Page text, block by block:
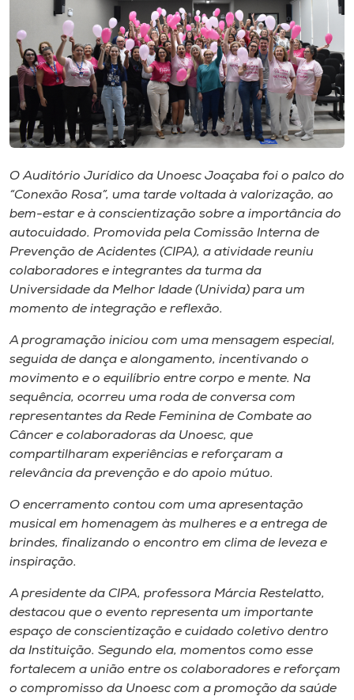
Diplomados
Cultura
CPA
Editora
Rádio
Unoesc
Store
Selecione
o idioma
A+
A-
O Auditório Jurídico da Unoesc Joaçaba foi o palco do
“Conexão Rosa”, uma tarde voltada à valorização, ao
bem-estar e à conscientização sobre a importância do
autocuidado. Promovida pela Comissão Interna de
Prevenção de Acidentes (CIPA), a atividade reuniu
colaboradores e integrantes da turma da
Universidade da Melhor Idade (Univida) para um
momento de integração e reflexão.
A programação iniciou com uma mensagem especial,
seguida de dança e alongamento, incentivando o
movimento e o equilíbrio entre corpo e mente. Na
sequência, ocorreu uma roda de conversa com
representantes da Rede Feminina de Combate ao
Câncer e colaboradoras da Unoesc, que
compartilharam experiências e reforçaram a
relevância da prevenção e do apoio mútuo.
O encerramento contou com uma apresentação
musical em homenagem às mulheres e a entrega de
brindes, finalizando o encontro em clima de leveza e
inspiração.
A presidente da CIPA, professora Márcia Restelatto,
destacou que o evento representa um importante
espaço de conscientização e cuidado coletivo dentro
da Instituição. Segundo ela, momentos como esse
fortalecem a união entre os colaboradores e reforçam
o compromisso da Unoesc com a promoção da saúde